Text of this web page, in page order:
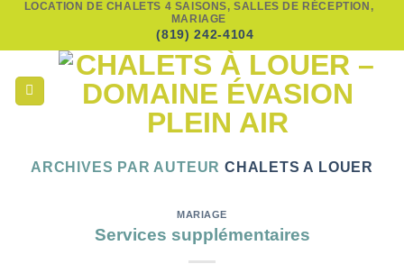
Passer
contenu
LOCATION DE CHALETS 4 SAISONS, SALLES DE RÉCEPTION,
MARIAGE
(819) 242-4104
ARCHIVES PAR AUTEUR CHALETS A LOUER
MARIAGE
Services supplémentaires